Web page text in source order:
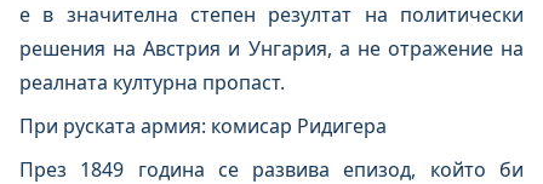
е в значителна степен резултат на политически
решения на Австрия и Унгария, а не отражение на
реалната културна пропаст.
При руската армия: комисар Ридигера
През 1849 година се развива епизод, който би